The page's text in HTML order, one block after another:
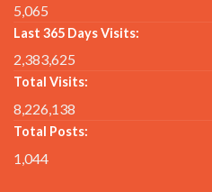
5,065
Last 365 Days Visits:
2,383,625
Total Visits:
8,226,138
Total Posts:
1,044